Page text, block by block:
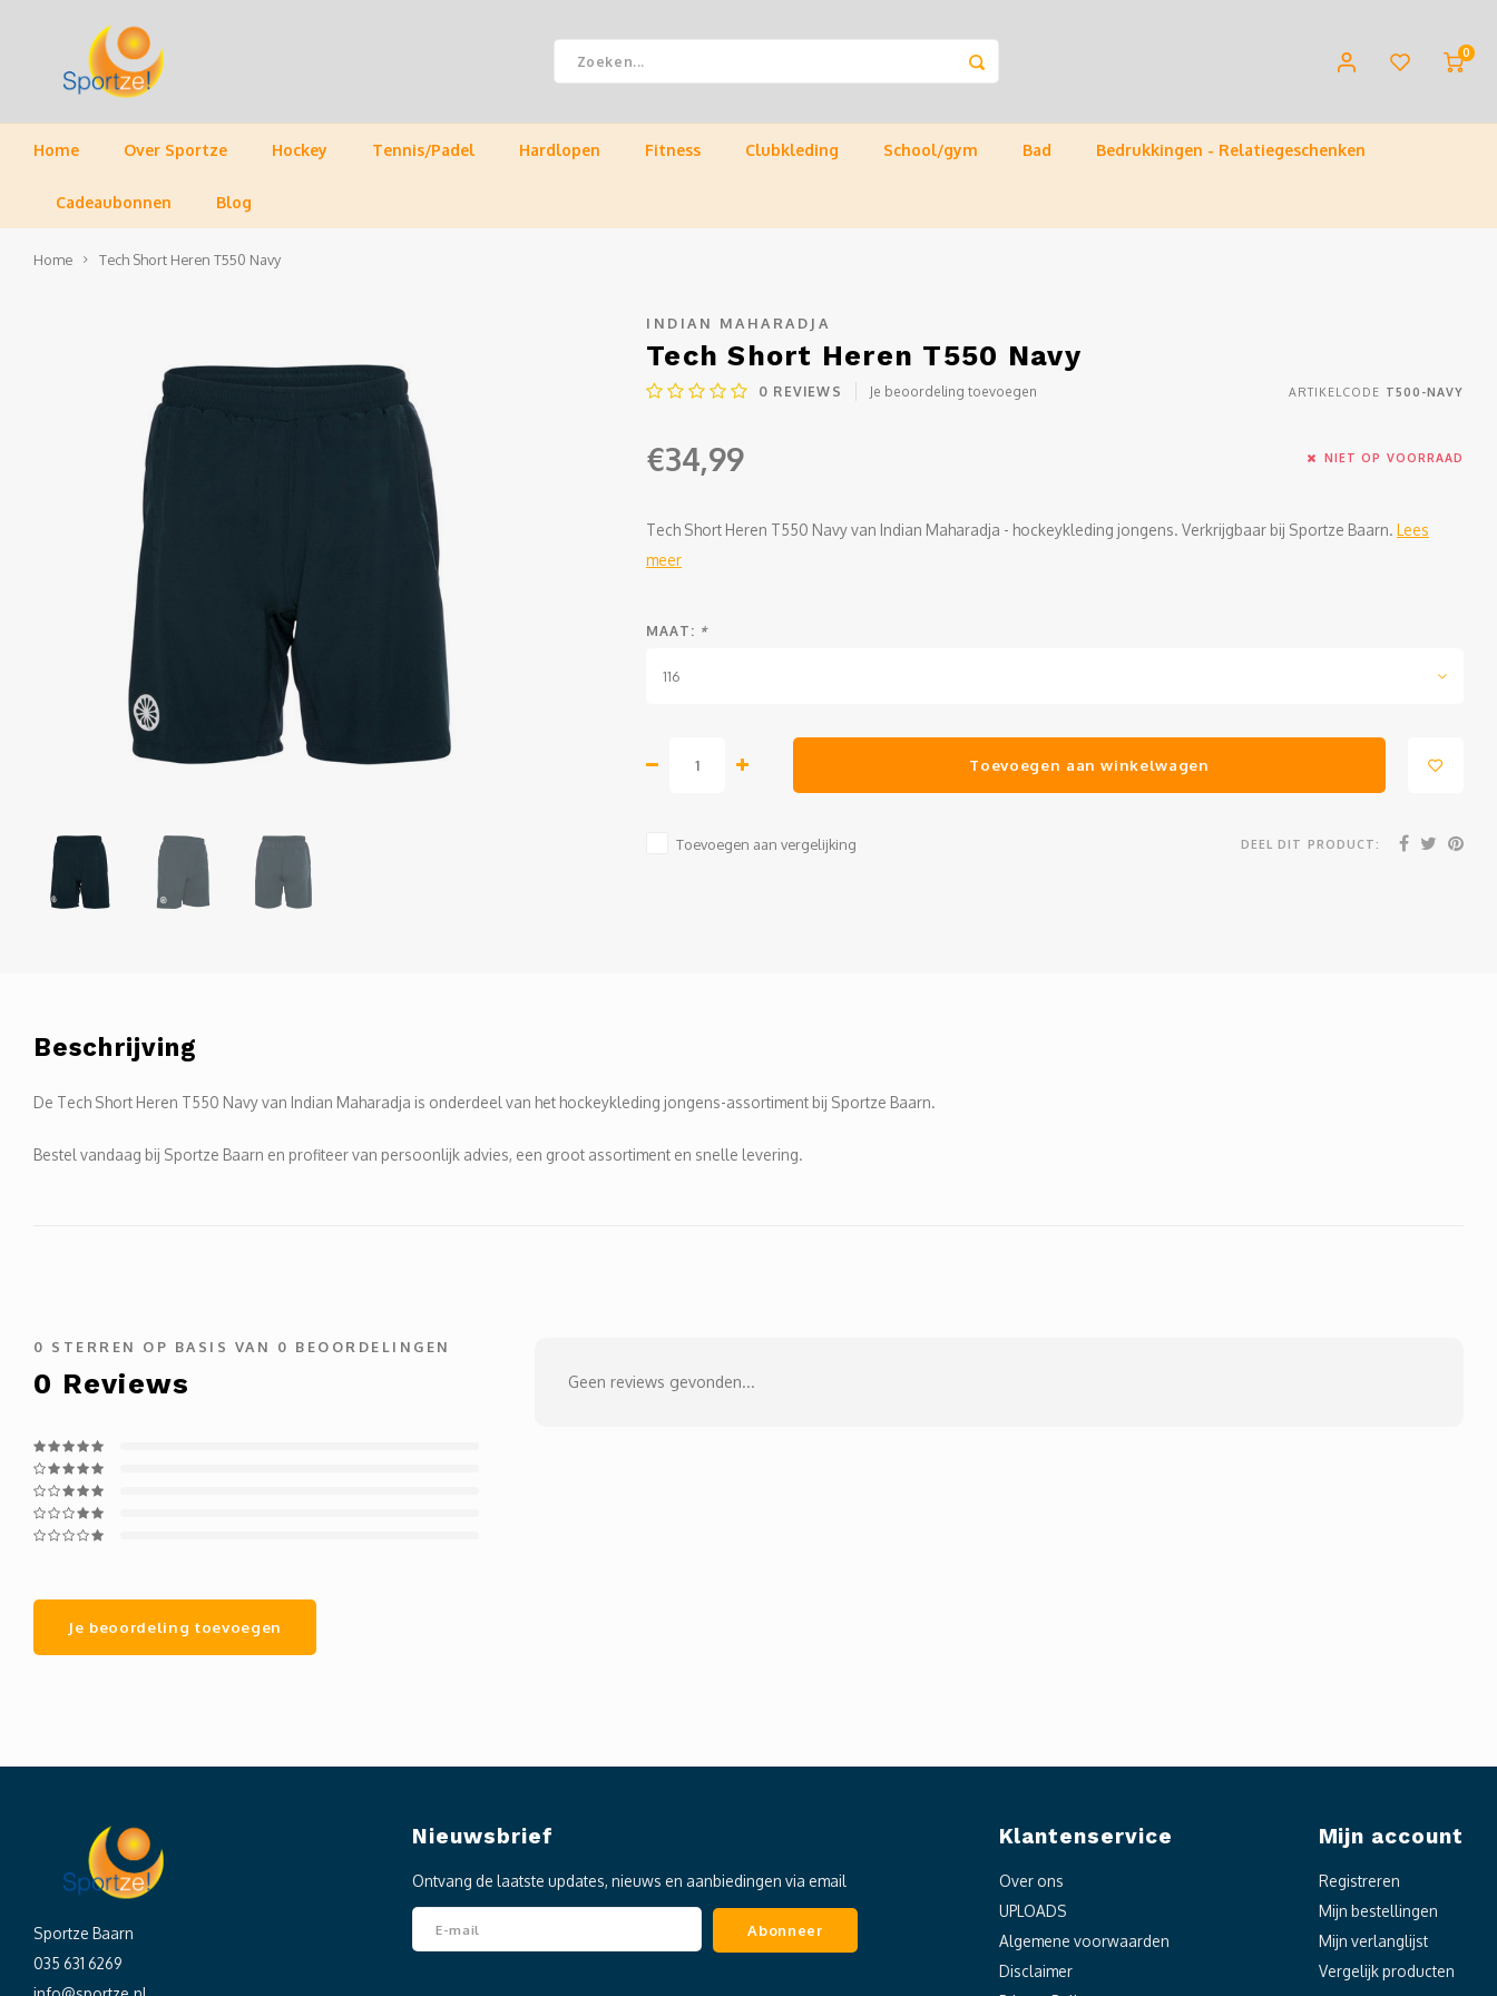
0
Home Over Sportze Hockey Tennis/Padel Hardlopen Fitness Clubkleding School/gym Bad Bedrukkingen - Relatiegeschenken
Cadeaubonnen Blog
Home Tech Short Heren T550 Navy
INDIAN MAHARADJA
Tech Short Heren T550 Navy
0 REVIEWS Je beoordeling toevoegen ARTIKELCODE T500-NAVY
€34,99 NIET OP VOORRAAD
Tech Short Heren T550 Navy van Indian Maharadja - hockeykleding jongens. Verkrijgbaar bij Sportze Baarn. Lees
meer
MAAT: *
116
Toevoegen aan winkelwagen
Toevoegen aan vergelijking DEEL DIT PRODUCT:
Beschrijving
De Tech Short Heren T550 Navy van Indian Maharadja is onderdeel van het hockeykleding jongens-assortiment bij Sportze Baarn.
Bestel vandaag bij Sportze Baarn en profiteer van persoonlijk advies, een groot assortiment en snelle levering.
0 STERREN OP BASIS VAN 0 BEOORDELINGEN
0 Reviews
Je beoordeling toevoegen
Geen reviews gevonden...
Sportze Baarn
035 631 6269
Nieuwsbrief
Ontvang de laatste updates, nieuws en aanbiedingen via email
Abonneer
Klantenservice
Over ons
UPLOADS
Algemene voorwaarden
Disclaimer
Mijn account
Registreren
Mijn bestellingen
Mijn verlanglijst
Vergelijk producten